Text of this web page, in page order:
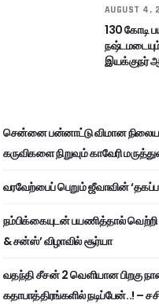
AUGUST 4,
130 கோடி
சென்னை பன்னாட்டு விமான
கருவிகளை நிறுவும் காவேரி
வரவேற்பைப் பெறும் ஜீவாவின்
நம்பிக்கையுடன் பயணித்தால்
& சன்ஸ்’ விழாவில் சூர்யா
வதந்தி சீசன் 2 வெளியான பிறகு
கதாபாத்திரங்களில் நடிப்பேன்..! –